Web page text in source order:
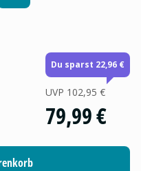
Du sparst 22,96 €
UVP 102,95 €
79,99 €